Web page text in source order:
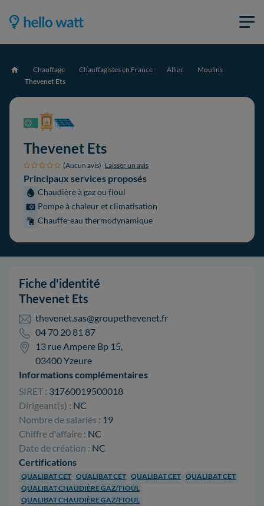
Accueil Chauffage Chauffagistes en France Allier
Moulins
Thevenet Ets
Thevenet Ets
(Aucun avis) Laisser un avis
Principaux services proposés
Chaudière à gaz ou fioul
Pompe à chaleur et climatisation
Chauffe-eau thermodynamique
Fiche d'identité
Thevenet Ets
thevenet.sas@groupethevenet.fr
04 70 20 81 87
13 rue Ampere Bp 15,
03400 Yzeure
Informations complémentaires
SIRET : 31760019500018
Dirigeant(s) : NC
Nombre de salariés : 19
Chiffre d'affaire : NC
Date de création : NC
Certifications
QUALIBAT CET QUALIBAT CET QUALIBAT CET QUALIBAT CET
QUALIBAT CHAUDIÈRE GAZ/FIOUL
QUALIBAT CHAUDIÈRE GAZ/FIOUL